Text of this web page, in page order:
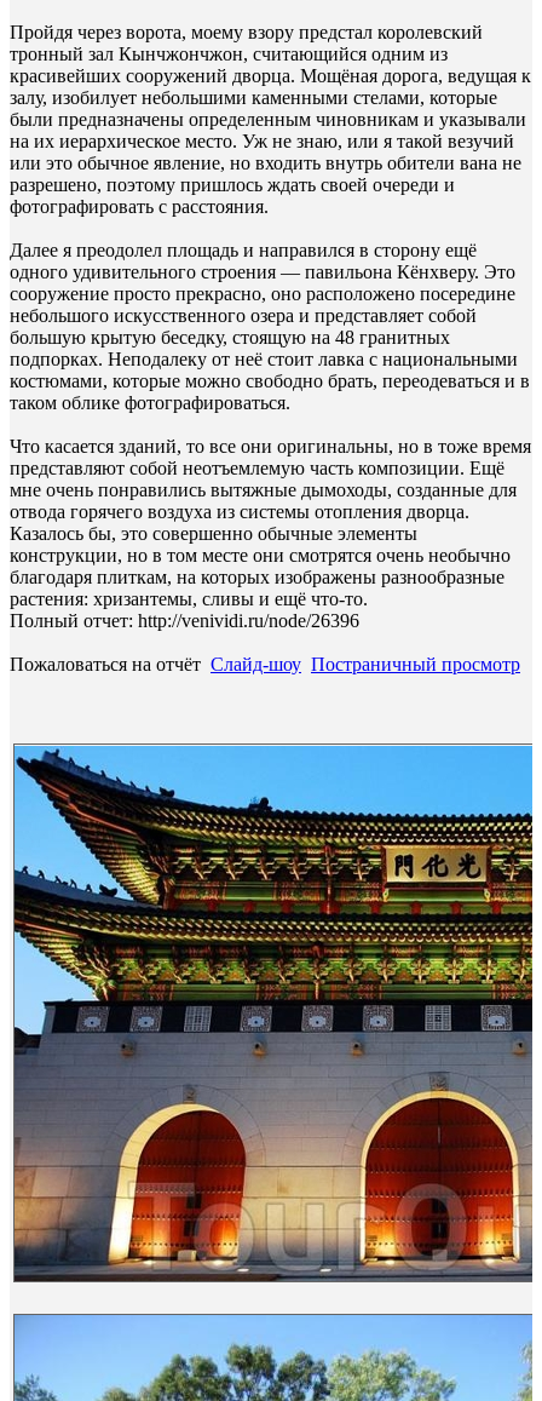
Пройдя через ворота, моему взору предстал королевский
тронный зал Кынчжончжон, считающийся одним из
красивейших сооружений дворца. Мощёная дорога, ведущая к
залу, изобилует небольшими каменными стелами, которые
были предназначены определенным чиновникам и указывали
на их иерархическое место. Уж не знаю, или я такой везучий
или это обычное явление, но входить внутрь обители вана не
разрешено, поэтому пришлось ждать своей очереди и
фотографировать с расстояния.
Далее я преодолел площадь и направился в сторону ещё
одного удивительного строения — павильона Кёнхверу. Это
сооружение просто прекрасно, оно расположено посередине
небольшого искусственного озера и представляет собой
большую крытую беседку, стоящую на 48 гранитных
подпорках. Неподалеку от неё стоит лавка с национальными
костюмами, которые можно свободно брать, переодеваться и в
таком облике фотографироваться.
Что касается зданий, то все они оригинальны, но в тоже время
представляют собой неотъемлемую часть композиции. Ещё
мне очень понравились вытяжные дымоходы, созданные для
отвода горячего воздуха из системы отопления дворца.
Казалось бы, это совершенно обычные элементы
конструкции, но в том месте они смотрятся очень необычно
благодаря плиткам, на которых изображены разнообразные
растения: хризантемы, сливы и ещё что-то.
Полный отчет: http://venividi.ru/node/26396
Пожаловаться на отчёт Слайд-шоу Постраничный просмотр